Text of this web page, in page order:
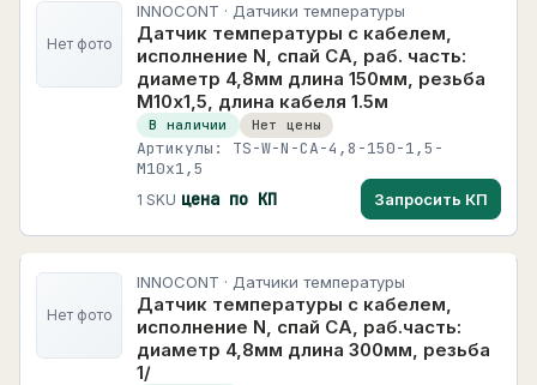
Нет фото
INNOCONT · Датчики температуры
Датчик температуры с кабелем,
исполнение N, спай CA, раб. часть:
диаметр 4,8мм длина 150мм, резьба
М10х1,5, длина кабеля 1.5м
В наличии Нет цены
Артикулы: TS-W-N-CA-4,8-150-1,5-
M10x1,5
1 SKU цена по КП Запросить КП
Нет фото
INNOCONT · Датчики температуры
Датчик температуры с кабелем,
исполнение N, спай CA, раб.часть:
диаметр 4,8мм длина 300мм, резьба
1/